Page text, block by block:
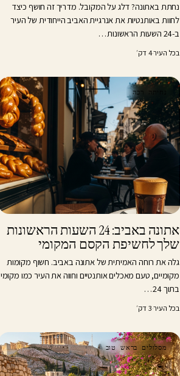
נחתת באתונה? דלג על המקובל. מדריך זה חושף כיצד
לחוות באותנטיות את אנרגיית האביב הייחודית של העיר
ב-24 השעות הראשונות…
בכל העיר·4 דק׳
נחיתה רכה
אתונה באביב: 24 השעות הראשונות
שלך לחשיפת הקסם המקומי
גלה את רוחה האמיתית של אתונה באביב. חשוף מקומות
מקומיים, טעם מאכלים אותנטיים וחווה את העיר כמו מקומי
בתוך 24…
בכל העיר·3 דק׳
מסלולים בראש טוב